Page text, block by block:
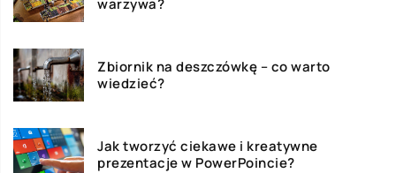
warzywa?
Zbiornik na deszczówkę – co warto
wiedzieć?
Jak tworzyć ciekawe i kreatywne
prezentacje w PowerPoincie?